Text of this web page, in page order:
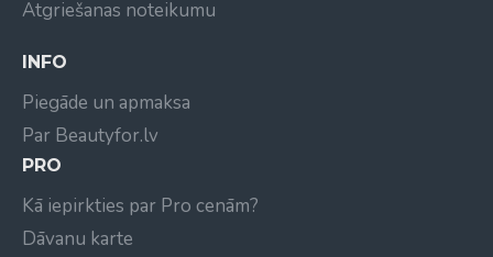
Abrazivitāte: smalka (Fine)
Atgriešanas noteikumu
INFO
Piegāde un apmaksa
Par Beautyfor.lv
PRO
Kā iepirkties par Pro cenām?
Dāvanu karte